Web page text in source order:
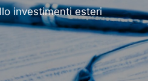
investimenti esteri